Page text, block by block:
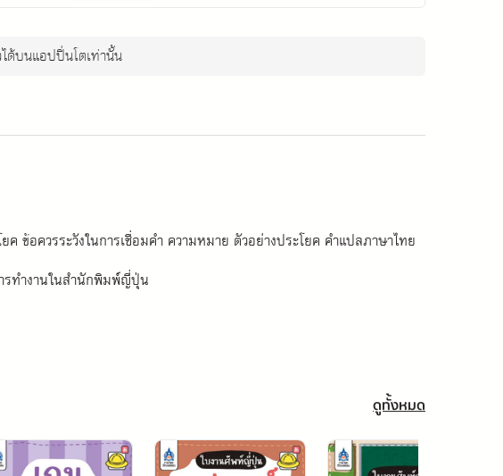
ด้บนแอปปิ่นโตเท่านั้น
ข้อควรระวังในการเชื่อมคำ ความหมาย ตัวอย่างประโยค คำแปลภาษาไทย
รทำงานในสำนักพิมพ์ญี่ปุ่น
ดูทั้งหมด